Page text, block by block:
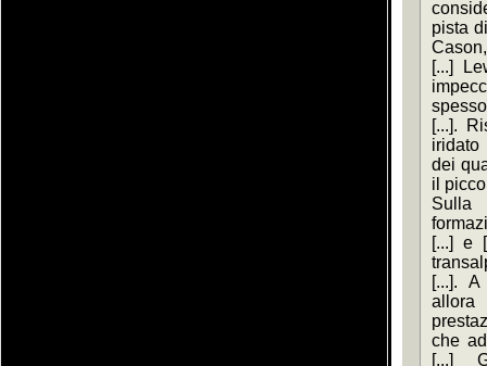
pista
[...]
[...].
iridato
dei
il
[...] e
[...].
che
[...]